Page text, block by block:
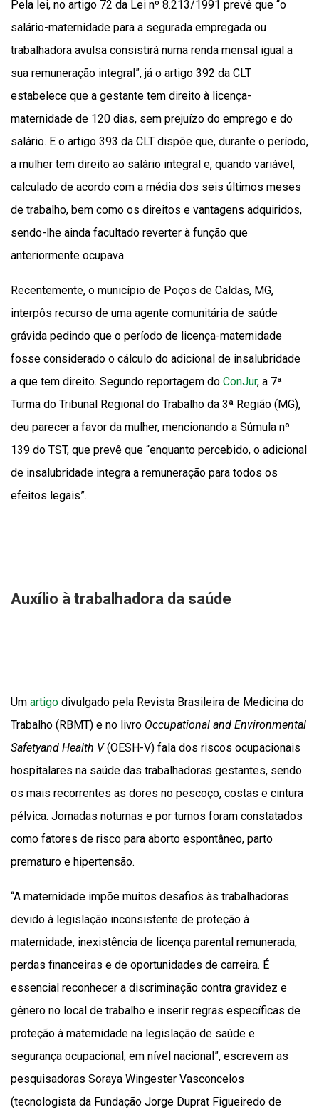
Pela lei, no artigo 72 da Lei nº 8.213/1991 prevê que “o
salário-maternidade para a segurada empregada ou
trabalhadora avulsa consistirá numa renda mensal igual a
sua remuneração integral”, já o artigo 392 da CLT
estabelece que a gestante tem direito à licença-
maternidade de 120 dias, sem prejuízo do emprego e do
salário. E o artigo 393 da CLT dispõe que, durante o período,
a mulher tem direito ao salário integral e, quando variável,
calculado de acordo com a média dos seis últimos meses
de trabalho, bem como os direitos e vantagens adquiridos,
sendo-lhe ainda facultado reverter à função que
anteriormente ocupava.
Recentemente, o município de Poços de Caldas, MG,
interpôs recurso de uma agente comunitária de saúde
grávida pedindo que o período de licença-maternidade
fosse considerado o cálculo do adicional de insalubridade
a que tem direito. Segundo reportagem do ConJur, a 7ª
Turma do Tribunal Regional do Trabalho da 3ª Região (MG),
deu parecer a favor da mulher, mencionando a Súmula nº
139 do TST, que prevê que “enquanto percebido, o adicional
de insalubridade integra a remuneração para todos os
efeitos legais”.
Auxílio à trabalhadora da saúde
Um artigo divulgado pela Revista Brasileira de Medicina do
Trabalho (RBMT) e no livro Occupational and Environmental
Safetyand Health V(OESH-V) fala dos riscos ocupacionais
hospitalares na saúde das trabalhadoras gestantes, sendo
os mais recorrentes as dores no pescoço, costas e cintura
pélvica. Jornadas noturnas e por turnos foram constatados
como fatores de risco para aborto espontâneo, parto
prematuro e hipertensão.
“A maternidade impõe muitos desafios às trabalhadoras
devido à legislação inconsistente de proteção à
maternidade, inexistência de licença parental remunerada,
perdas financeiras e de oportunidades de carreira. É
essencial reconhecer a discriminação contra gravidez e
gênero no local de trabalho e inserir regras específicas de
proteção à maternidade na legislação de saúde e
segurança ocupacional, em nível nacional”, escrevem as
pesquisadoras Soraya Wingester Vasconcelos
(tecnologista da Fundação Jorge Duprat Figueiredo de